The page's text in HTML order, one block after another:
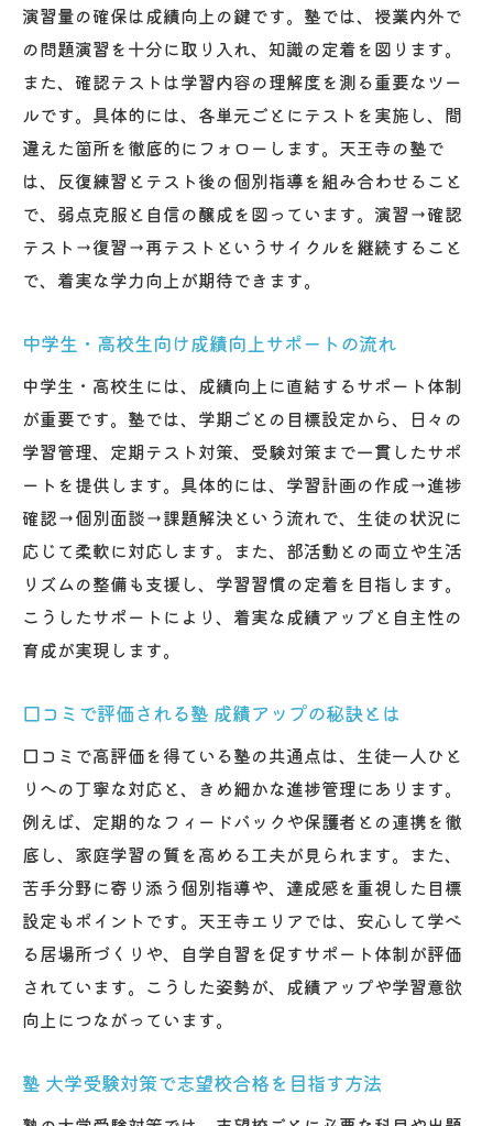
演習量の確保は成績向上の鍵です。塾では、授業内外で
の問題演習を十分に取り入れ、知識の定着を図ります。
また、確認テストは学習内容の理解度を測る重要なツー
ルです。具体的には、各単元ごとにテストを実施し、間
違えた箇所を徹底的にフォローします。天王寺の塾で
は、反復練習とテスト後の個別指導を組み合わせること
で、弱点克服と自信の醸成を図っています。演習→確認
テスト→復習→再テストというサイクルを継続すること
で、着実な学力向上が期待できます。
中学生・高校生向け成績向上サポートの流れ
中学生・高校生には、成績向上に直結するサポート体制
が重要です。塾では、学期ごとの目標設定から、日々の
学習管理、定期テスト対策、受験対策まで一貫したサポ
ートを提供します。具体的には、学習計画の作成→進捗
確認→個別面談→課題解決という流れで、生徒の状況に
応じて柔軟に対応します。また、部活動との両立や生活
リズムの整備も支援し、学習習慣の定着を目指します。
こうしたサポートにより、着実な成績アップと自主性の
育成が実現します。
口コミで評価される塾 成績アップの秘訣とは
口コミで高評価を得ている塾の共通点は、生徒一人ひと
りへの丁寧な対応と、きめ細かな進捗管理にあります。
例えば、定期的なフィードバックや保護者との連携を徹
底し、家庭学習の質を高める工夫が見られます。また、
苦手分野に寄り添う個別指導や、達成感を重視した目標
設定もポイントです。天王寺エリアでは、安心して学べ
る居場所づくりや、自学自習を促すサポート体制が評価
されています。こうした姿勢が、成績アップや学習意欲
向上につながっています。
塾 大学受験対策で志望校合格を目指す方法